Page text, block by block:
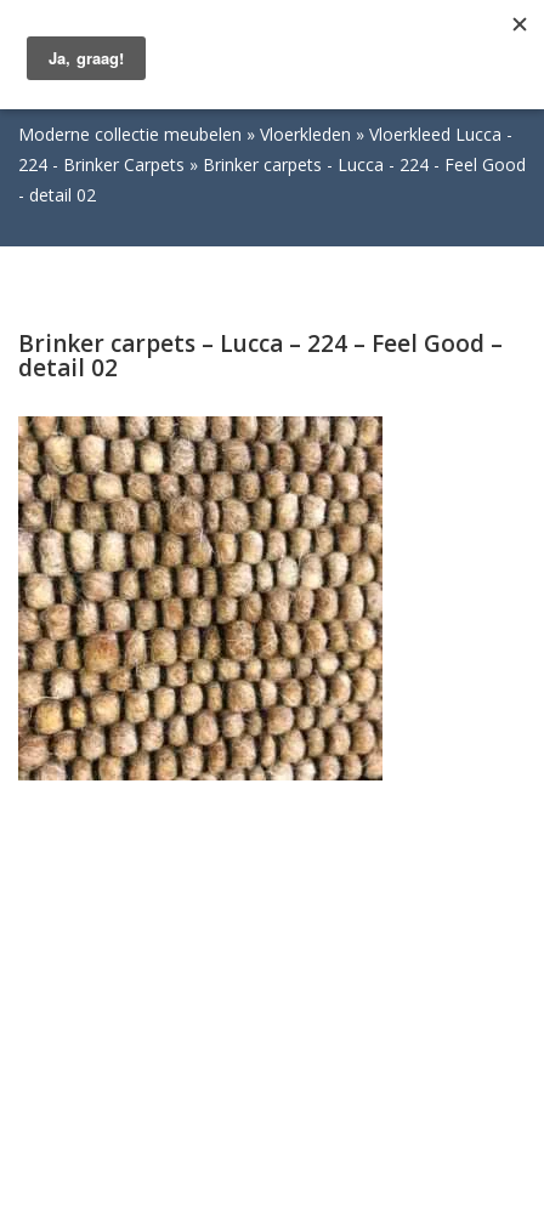
Moderne collectie meubelen Vloerkleden
Vloerkleed Lucca -
224 - Brinker Carpets
Brinker carpets - Lucca - 224 - Feel Good
- detail 02
Brinker carpets – Lucca – 224 – Feel Good –
detail 02